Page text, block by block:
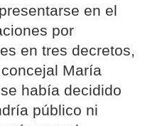
en el
por
en tres decretos,
María
había decidido
público ni